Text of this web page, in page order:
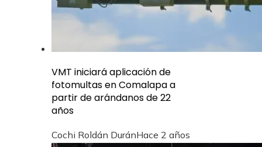
VMT iniciará aplicación de
fotomultas en Comalapa a
partir de arándanos de 22
años
Cochi Roldán DuránHace 2 años